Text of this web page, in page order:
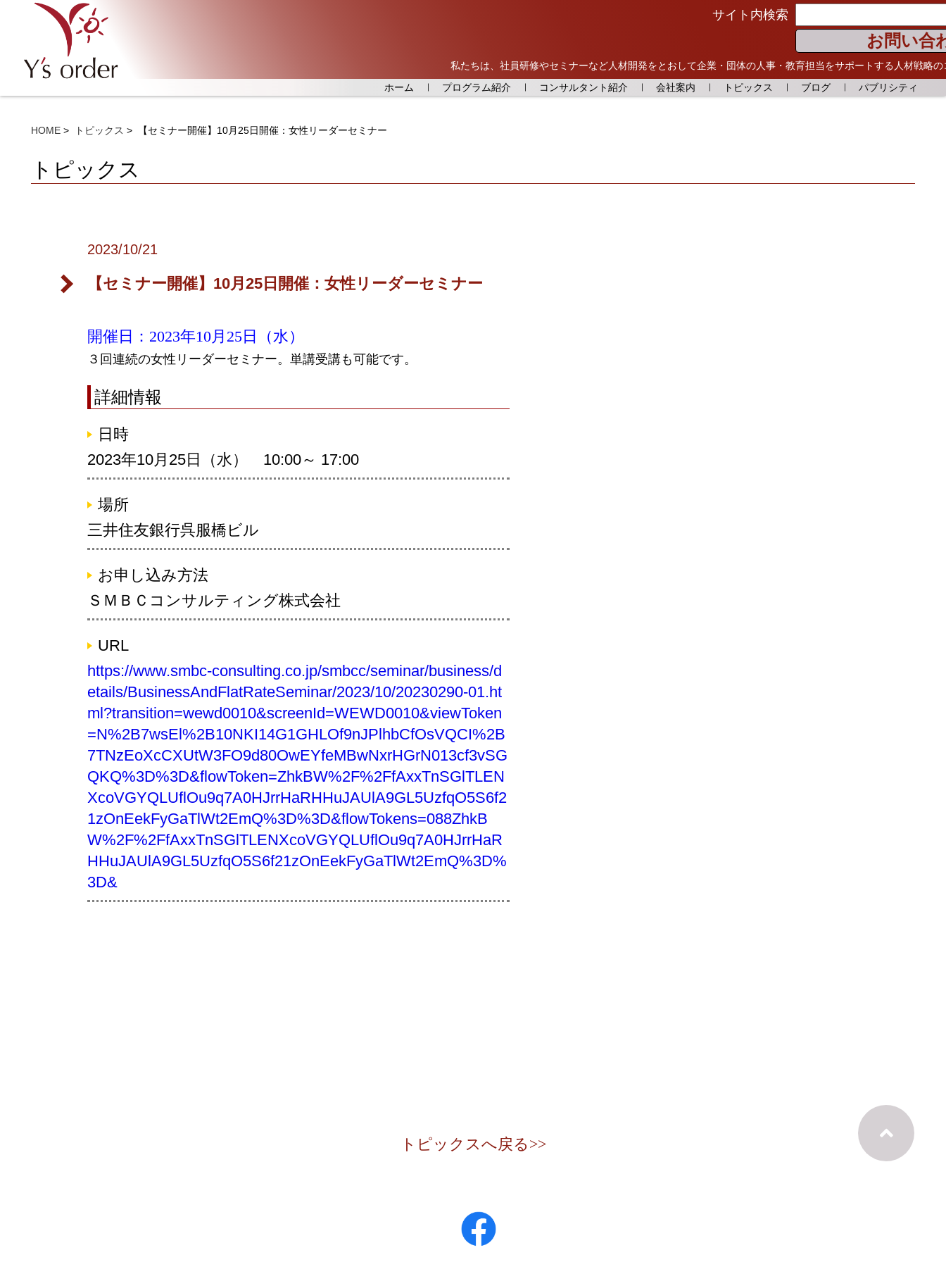
サイト内検索
お問い合
私たちは、社員研修やセミナーなど人材開発をとおして企業・団体の人事・教育担当をサポートする人材戦略
ホーム
プログラム紹介 コンサルタント紹介 会社案内 トピックス ブログ パブリシティ
HOME トピックス 【セミナー開催】10月25日開催：女性リーダーセミナー
トピックス
2023/10/21
【セミナー開催】10月25日開催：女性リーダーセミナー
開催日：2023年10月25日（水）
３回連続の女性リーダーセミナー。単講受講も可能です。
詳細情報
日時
2023年10月25日（水） 10:00～ 17:00
場所
三井住友銀行呉服橋ビル
お申し込み方法
ＳＭＢＣコンサルティング株式会社
URL
https://www.smbc-consulting.co.jp/smbcc/seminar/business/d
etails/BusinessAndFlatRateSeminar/2023/10/20230290-01.ht
ml?transition=wewd0010&screenId=WEWD0010&viewToken
=N%2B7wsEl%2B10NKI14G1GHLOf9nJPlhbCfOsVQCI%2B
7TNzEoXcCXUtW3FO9d80OwEYfeMBwNxrHGrN013cf3vSG
QKQ%3D%3D&flowToken=ZhkBW%2F%2FfAxxTnSGlTLEN
XcoVGYQLUflOu9q7A0HJrrHaRHHuJAUlA9GL5UzfqO5S6f2
1zOnEekFyGaTlWt2EmQ%3D%3D&flowTokens=088ZhkB
W%2F%2FfAxxTnSGlTLENXcoVGYQLUflOu9q7A0HJrrHaR
HHuJAUlA9GL5UzfqO5S6f21zOnEekFyGaTlWt2EmQ%3D%
3D&
トピックスへ戻る>>